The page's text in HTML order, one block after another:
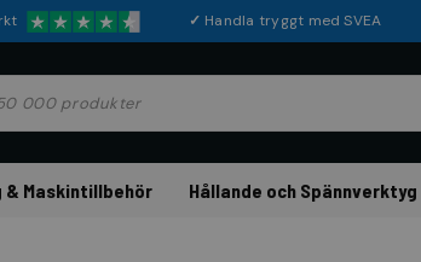
✓ Handla tryggt med SVEA
& Maskintillbehör Hållande och Spännverktyg